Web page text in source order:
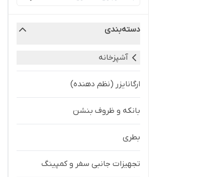
دسته‌بندی
آشپزخانه
ارگانایزر (نظم دهنده)
بانکه و ظروف بنشن
بطری
تجهیزات جانبی سفر و کمپینگ